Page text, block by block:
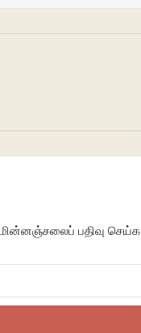
பதிவு செய்க